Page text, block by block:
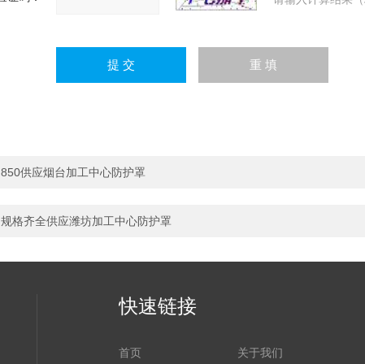
850供应烟台加工中心防护罩
规格齐全供应潍坊加工中心防护罩
快速链接
首页 关于我们